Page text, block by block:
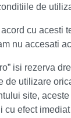
de
cu acesti
nu accesati
isi rezerva
de utilizare
site,
cu efect